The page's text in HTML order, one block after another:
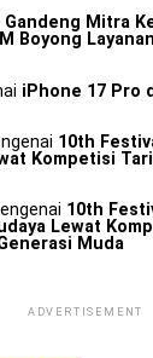
Gandeng Mitra
Boyong
iPhone 17 Pro
10th
Kompetisi
10th
Lewat
Muda
ADVERTISEMENT